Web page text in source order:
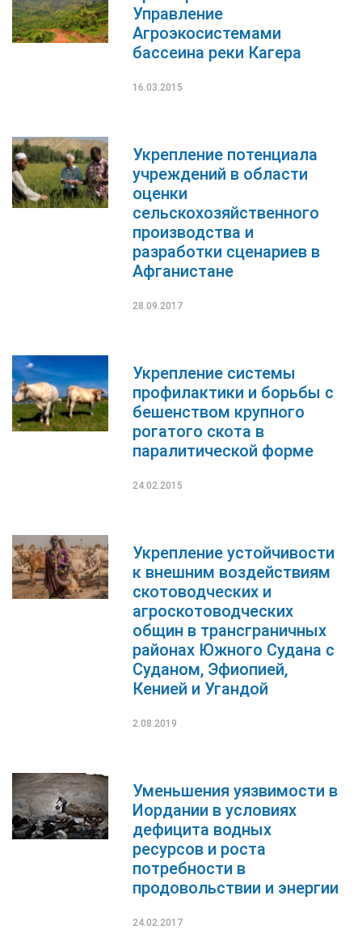
Управление
Агроэкосистемами
бассеина реки Кагера
16.03.2015
Укрепление потенциала
учреждений в области
оценки
сельскохозяйственного
производства и
разработки сценариев в
Афганистане
28.09.2017
Укрепление системы
профилактики и борьбы с
бешенством крупного
рогатого скота в
паралитической форме
24.02.2015
Укрепление устойчивости
к внешним воздействиям
скотоводческих и
агроскотоводческих
общин в трансграничных
районах Южного Судана с
Суданом, Эфиопией,
Кенией и Угандой
2.08.2019
Уменьшения уязвимости в
Иордании в условиях
дефицита водных
ресурсов и роста
потребности в
продовольствии и энергии
24.02.2017